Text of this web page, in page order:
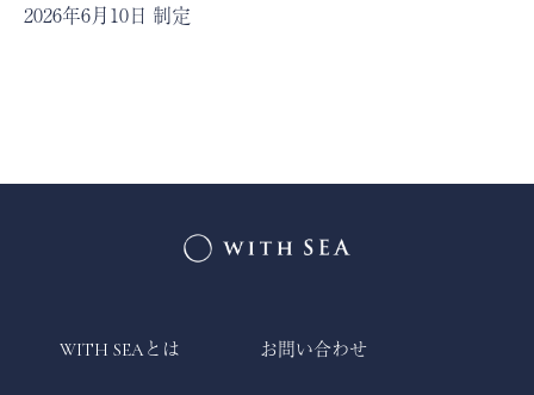
2026年6月10日 制定
WITH SEAとは お問い合わせ